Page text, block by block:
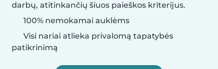
darbų, atitinkančių šiuos paieškos kriterijus.
100% nemokamai auklėms
Visi nariai atlieka privalomą tapatybės
patikrinimą